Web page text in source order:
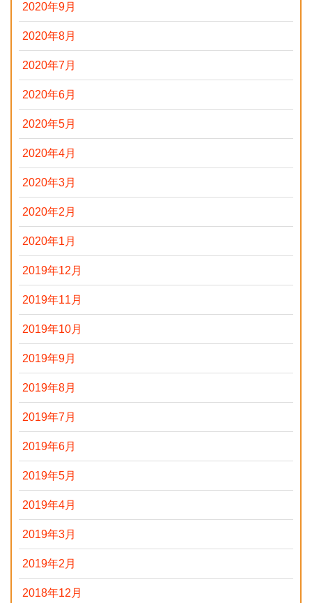
2020年9月
2020年8月
2020年7月
2020年6月
2020年5月
2020年4月
2020年3月
2020年2月
2020年1月
2019年12月
2019年11月
2019年10月
2019年9月
2019年8月
2019年7月
2019年6月
2019年5月
2019年4月
2019年3月
2019年2月
2018年12月